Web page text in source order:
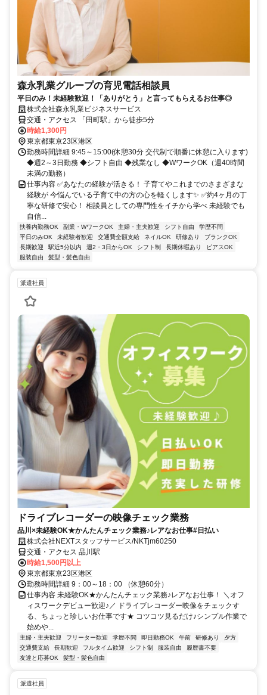
森永乳業グループの育児電話相談員
平日のみ！未経験歓迎！「ありがとう」と言ってもらえるお仕事◎
株式会社森永乳業ビジネスサービス
交通・アクセス 「田町駅」から徒歩5分
時給1,300円
東京都東京23区港区
勤務時間詳細 9:45～15:00(休憩30分 交代制で順番に休憩に入ります)
◆週2～3日勤務 ◆シフト自由 ◆残業なし ◆WワークOK（週40時間
未満の勤務）
仕事内容 ✅あなたの経験が活きる！ 子育てやこれまでのさまざまな
経験が 今悩んでいる子育て中の方の心を軽くします✨ ✅約4ヶ月の丁
寧な研修で安心！ 相談員としての専門性をイチから学べ 未経験でも
自信...
扶養内勤務OK 副業・WワークOK 主婦・主夫歓迎 シフト自由
学歴不問
平日のみOK
未経験者歓迎 交通費全額支給 ネイルOK 研修あり
ブランクOK
長期歓迎
駅近5分以内 週2・3日からOK シフト制 長期休暇あり
ピアスOK
服装自由
髪型・髪色自由
派遣社員
ドライブレコーダーの映像チェック業務
品川×未経験OK★かんたんチェック業務♪レアなお仕事#日払い
株式会社NEXTスタッフサービス/NKTjm60250
交通・アクセス 品川駅
時給1,500円以上
東京都東京23区港区
勤務時間詳細 9：00～18：00 （休憩60分）
仕事内容 未経験OK★かんたんチェック業務♪レアなお仕事！ ＼オフ
ィスワークデビュー歓迎♪／ ドライブレコーダー映像をチェックす
る、ちょっと珍しいお仕事です★ コツコツ見るだけ♪シンプル作業で
始めや...
主婦・主夫歓迎 フリーター歓迎 学歴不問 即日勤務OK 午前 研修あり
夕方
交通費支給
長期歓迎 フルタイム歓迎 シフト制 服装自由
履歴書不要
友達と応募OK
髪型・髪色自由
派遣社員